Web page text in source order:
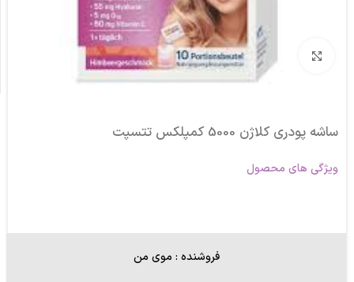
برای بزرگنمایی کلیک کنید
ساشه‌ پودری کلاژن 5000 کمپلکس تتسپت
ویژگی های محصول
فروشنده : موی من